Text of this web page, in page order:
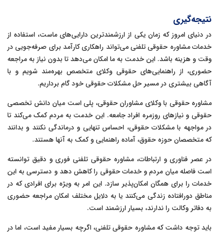
نتیجه‌گیری
در دنیای امروز که زمان یکی از ارزشمندترین دارایی‌های ماست، استفاده از
خدمات مشاوره حقوقی تلفنی می‌تواند راهکاری کارآمد برای صرفه‌جویی در
وقت و هزینه باشد. این خدمت به ما امکان می‌دهد تا بدون نیاز به مراجعه
حضوری، از راهنمایی‌های حقوقی وکلای متخصص بهره‌مند شویم و با
آگاهی بیشتری در مسیر حل مشکلات حقوقی خود گام برداریم.
مشاوره حقوقی با وکلای مشاوران حقوقی، پلی است میان دانش تخصصی
حقوقی و نیازهای روزمره افراد جامعه. این خدمت به مردم کمک می‌کند تا
در مواجهه با مشکلات حقوقی، احساس تنهایی و درماندگی نکنند و بدانند
که متخصصان حوزه حقوق، آماده راهنمایی و کمک به آنها هستند.
در عصر فناوری و ارتباطات، مشاوره حقوقی تلفنی فوری و دقیق توانسته
است فاصله میان مردم و خدمات حقوقی را کاهش دهد و دسترسی به این
خدمات را برای همگان امکان‌پذیر سازد. این امر به ویژه برای افرادی که در
مناطق دورافتاده زندگی می‌کنند یا به دلایل مختلف امکان مراجعه حضوری
به دفاتر وکالت را ندارند، بسیار ارزشمند است.
باید توجه داشت که مشاوره حقوقی تلفنی، اگرچه بسیار مفید است، اما در